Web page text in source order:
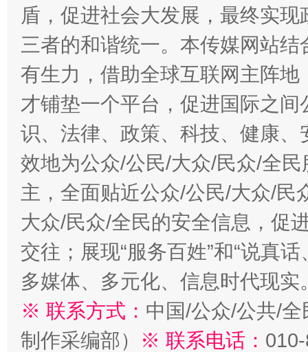
盾，促进社会大发展，最终实
三者的和谐统一。本传媒网站
有生力，借助全球互联网主阵
才铺垫一个平台，促进国际之
识、法律、政策、科技、健康
效地为公众/公民/大众/民众/全
主，全面贴近公众/公民/大众/民
大众/民众/全民的安全信息，促
交往；展现“服务百姓”和“说真
多媒体、多元化、信息时代现实
※ 联系方式： 中国/公众/公共/
制作采编部）
※ 联系电话：